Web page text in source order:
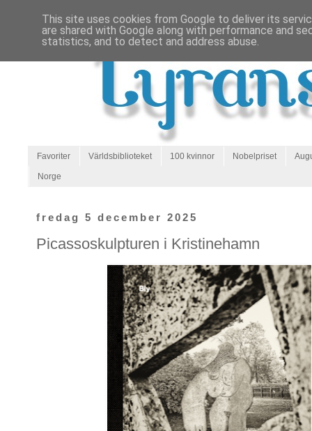
Favoriter Världsbiblioteket 100 kvinnor Nobelpriset
Norge
fredag 5 december 2025
Picassoskulpturen i Kristinehamn
This site uses cookies from Google to deliver its
are shared with Google along with performance and
statistics, and to detect and address abuse.